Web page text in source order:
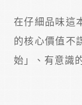
在仔細品味這
的核心價值不
始」、有意識